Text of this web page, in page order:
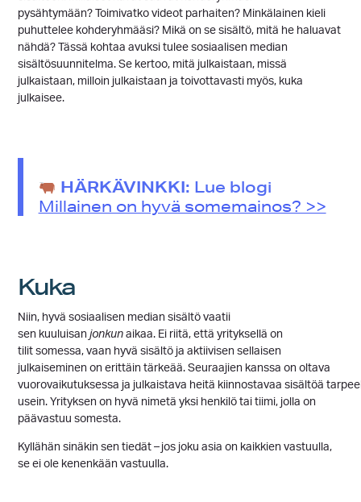
pysähtymään? Toimivatko videot parhaiten? Minkälainen kieli
puhuttelee kohderyhmääsi? Mikä on se sisältö, mitä he haluavat
nähdä? Tässä kohtaa avuksi tulee sosiaalisen median
sisältösuunnitelma. Se kertoo, mitä julkaistaan, missä
julkaistaan, milloin julkaistaan ja toivottavasti myös, kuka
julkaisee.
HÄRKÄVINKKI: Lue blogi
Millainen on hyvä somemainos? >>
Kuka
Niin, hyvä sosiaalisen median sisältö vaatii
sen kuuluisanjonkunaikaa. Ei riitä, että yrityksellä on
tilit somessa, vaan hyvä sisältö ja aktiivisen sellaisen
julkaiseminen on erittäin tärkeää. Seuraajien kanssa on oltava
vuorovaikutuksessa ja julkaistava heitä kiinnostavaa sisältöä
usein. Yrityksen on hyvä nimetä yksi henkilö tai tiimi, jolla on
päävastuu somesta.
Kyllähän sinäkin sen tiedät – jos joku asia on kaikkien vastuulla,
se ei ole kenenkään vastuulla.